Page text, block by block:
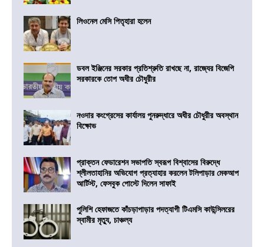
লিওনেল মেসি পিতৃহারা হলেন
ডবল ইঞ্জিনের সরকার প্রতিশ্রুতি রাখছে না, রাজ্যের বিজেপি
সরকারকে তোপ অধীর চৌধুরীর
নওদার কংগ্রেসের কার্যালয় পুনরুদ্ধারে অধীর চৌধুরীর অবস্থান
বিক্ষোভ
প্রাক্তন ফেডারেশন সভাপতি স্বরূপ বিশ্বাসের বিরুদ্ধে
শ্লীলতাহানির অভিযোগ প্রত্যাহার করলেন টলিপাড়ার মেকআপ
আর্টিস্ট, ফেসবুক পোস্টে দিলেন সাফাই
পুলিশি হেফাজতে কাঁচড়াপাড়ার পদত্যাগী টিএমসি কাউন্সিলরের
স্বামীর মৃত্যু, চাঞ্চল্য